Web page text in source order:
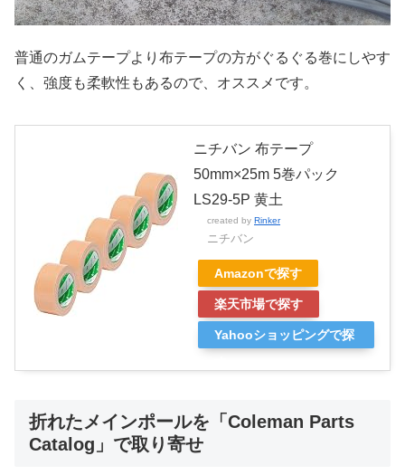
普通のガムテープより布テープの方がぐるぐる巻にしやす
く、強度も柔軟性もあるので、オススメです。
ニチバン 布テープ
50mm×25m 5巻パック
LS29-5P 黄土
created by Rinker
ニチバン
Amazonで探す
楽天市場で探す
Yahooショッピングで探
折れたメインポールを「Coleman Parts
Catalog」で取り寄せ